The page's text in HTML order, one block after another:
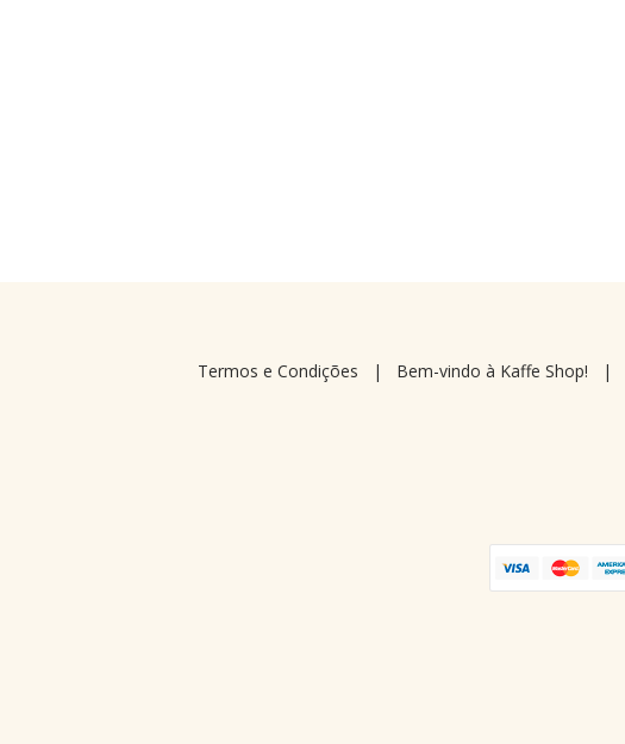
Termos e Condições | Bem-vindo à Kaffe Shop! |